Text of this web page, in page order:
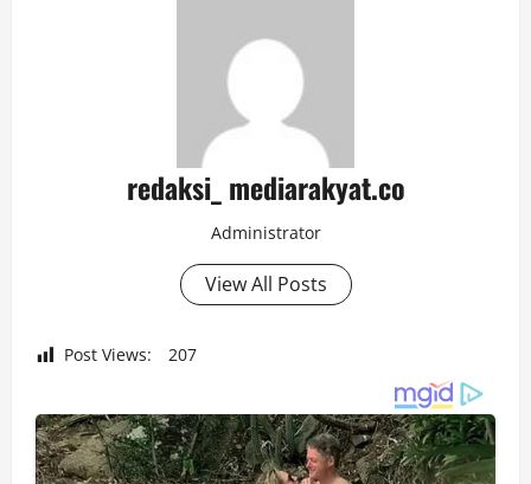
redaksi_ mediarakyat.co
Administrator
View All Posts
Post Views: 207